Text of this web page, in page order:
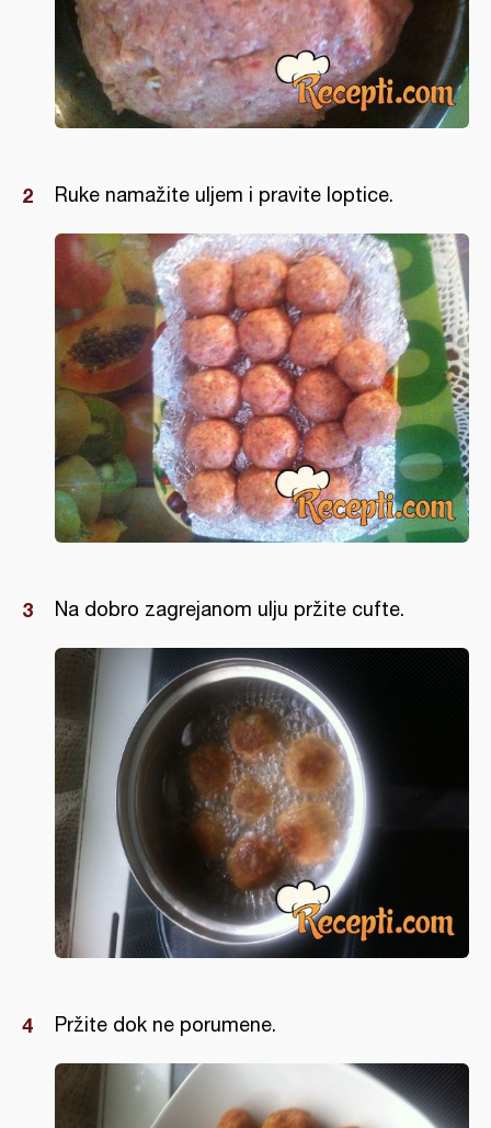
Ruke namažite uljem i pravite loptice.
Na dobro zagrejanom ulju pržite cufte.
Pržite dok ne porumene.